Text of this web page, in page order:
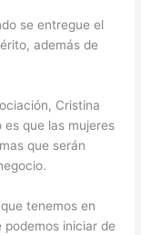
se entregue el
además de
Cristina
que las mujeres
que serán
tenemos en
iniciar de